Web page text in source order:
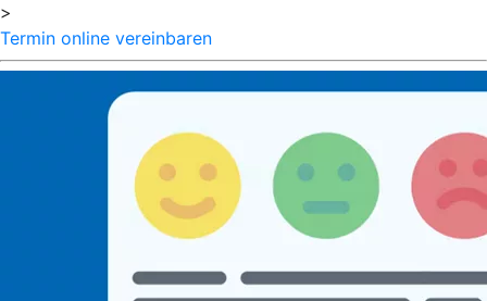
>
Termin online vereinbaren